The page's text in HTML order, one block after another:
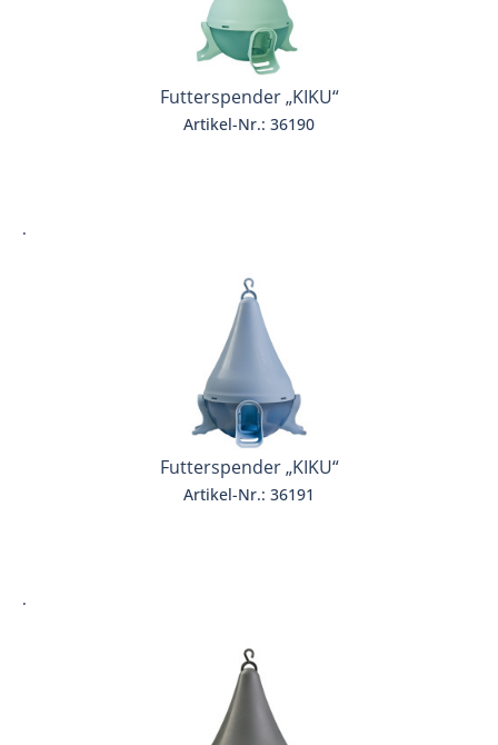
Futterspender „KIKU“
Artikel-Nr.: 36190
.
Futterspender „KIKU“
Artikel-Nr.: 36191
.